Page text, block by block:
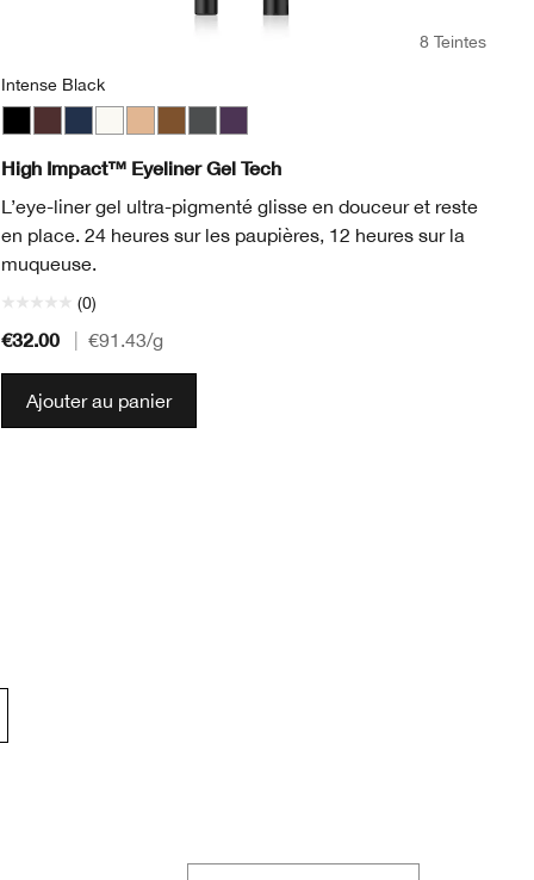
8 Teintes
Intense Black
High Impact™ Eyeliner Gel Tech
L’eye-liner gel ultra-pigmenté glisse en douceur et reste
en place. 24 heures sur les paupières, 12 heures sur la
muqueuse.
(0)
€32.00 €91.43/g
Ajouter au panier